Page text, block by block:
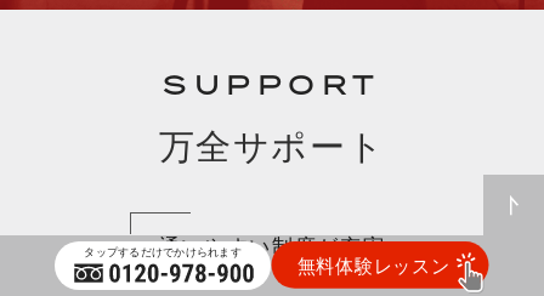
SUPPORT
万全サポート
通いやすい制度が充実